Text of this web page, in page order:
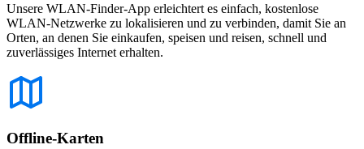
Unsere WLAN-Finder-App erleichtert es einfach, kostenlose
WLAN-Netzwerke zu lokalisieren und zu verbinden, damit Sie an
Orten, an denen Sie einkaufen, speisen und reisen, schnell und
zuverlässiges Internet erhalten.
Offline-Karten